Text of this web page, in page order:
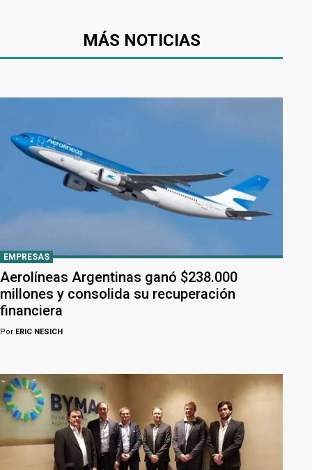
MÁS NOTICIAS
EMPRESAS
Aerolíneas Argentinas ganó $238.000
millones y consolida su recuperación
financiera
Por ERIC NESICH